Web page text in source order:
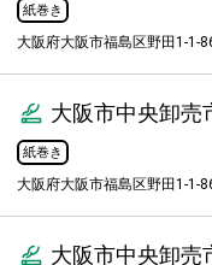
紙巻き
大阪府大阪市福島区野田1-1-
大阪市中央卸売
紙巻き
大阪府大阪市福島区野田1-1-
大阪市中央卸売